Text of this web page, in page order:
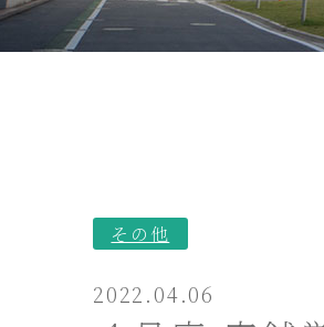
その他
2022.04.06